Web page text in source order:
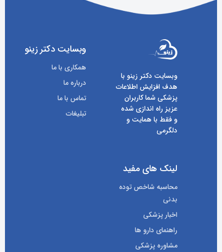
وبسایت دکتر زینو با
هدف افزایش اطلاعات
پزشکی شما کاربران
عزیز راه اندازی شده
و فقط با همایت و
دلگرمی
وبسایت دکتر زینو
همکاری با ما
درباره ما
تماس با ما
تبلیغات
لینک های مفید
محاسبه شاخص توده
بدنی
اخبار پزشکی
راهنمای دارو ها
مشاوره پزشکی